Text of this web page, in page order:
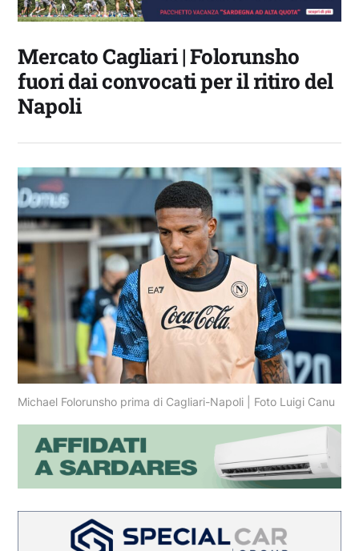
Mercato Cagliari | Folorunsho
fuori dai convocati per il ritiro del
Napoli
Michael Folorunsho prima di Cagliari-Napoli | Foto Luigi Canu